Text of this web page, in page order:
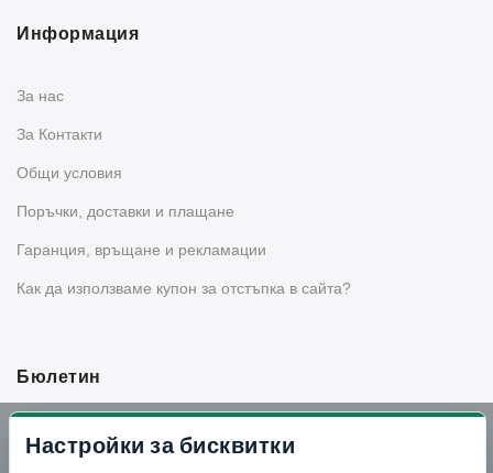
Информация
За нас
За Контакти
Общи условия
Поръчки, доставки и плащане
Гаранция, връщане и рекламации
Как да използваме купон за отстъпка в сайта?
Бюлетин
Вземи -10% отстъпка в Telegram
Настройки за бисквитки